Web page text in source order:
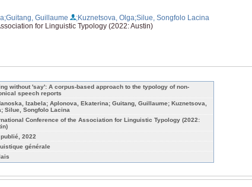
;Guitang, Guillaume ;Kuznetsova, Olga;Silue, Songfolo Lacina
for Linguistic Typology (2022: Austin)
without 'say': A corpus-based approach to the typology of non-
speech reports
Izabela; Aplonova, Ekaterina; Guitang, Guillaume; Kuznetsova,
Silue, Songfolo Lacina
Conference of the Association for Linguistic Typology (2022:
2022
générale